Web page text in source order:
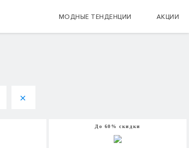
МОДНЫЕ ТЕНДЕНЦИИ АКЦИИ
До 60% скидки